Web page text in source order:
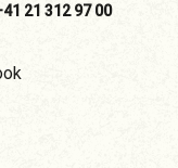
21 312 97 00